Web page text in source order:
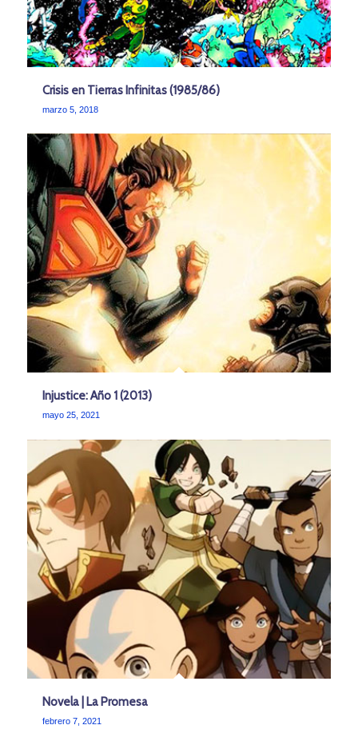
Crisis en Tierras Infinitas (1985/86)
marzo 5, 2018
Injustice: Año 1 (2013)
mayo 25, 2021
Novela | La Promesa
febrero 7, 2021